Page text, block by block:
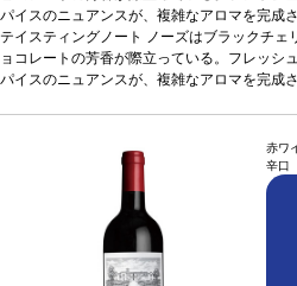
パイスのニュアンスが、複雑なアロマを完成
る。上質で繊細なタンニンが、クリーミーで
台地がミネラルを与え、美しいバランスと生
る。葡萄品種メルロー 74%、カベルネ・フ
テイスティングノート ノーズはブラックチェ
ョコレートの芳香が際立っている。フレッシ
パイスのニュアンスが、複雑なアロマを完成
メルロー 74%、カベルネ・フラ
赤ワ
辛口